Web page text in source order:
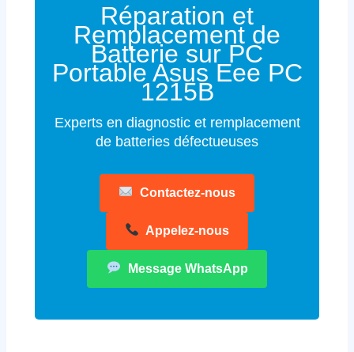
Réparation et
Remplacement de
Batterie sur PC
Portable Asus Eee PC
1215B
Experts en diagnostic et remplacement
de batteries défectueuses
Contactez-nous
Appelez-nous
Message WhatsApp